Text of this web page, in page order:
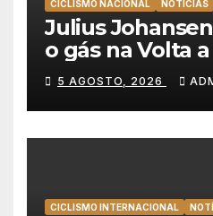
CICLISMO NACIONAL NOTÍCIAS
Julius
o gás na Volta
lidera
Team Emirates
5 AGOSTO, 2026
CICLISMO INTERNACIONAL